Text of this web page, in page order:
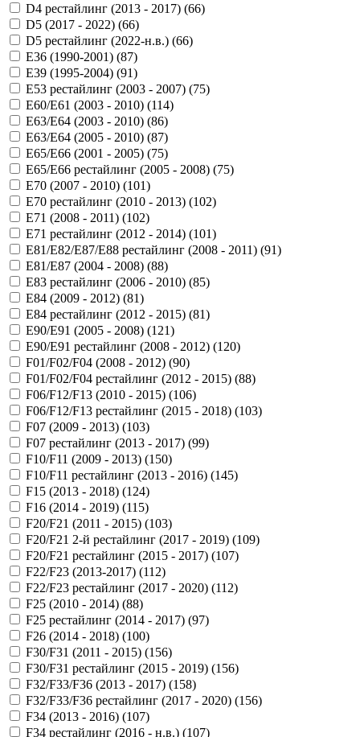
D4 рестайлинг (2013 - 2017) (66)
D5 (2017 - 2022) (66)
D5 рестайлинг (2022-н.в.) (66)
E36 (1990-2001) (87)
E39 (1995-2004) (91)
E53 рестайлинг (2003 - 2007) (75)
E60/E61 (2003 - 2010) (114)
E63/E64 (2003 - 2010) (86)
E63/E64 (2005 - 2010) (87)
E65/E66 (2001 - 2005) (75)
E65/E66 рестайлинг (2005 - 2008) (75)
E70 (2007 - 2010) (101)
E70 рестайлинг (2010 - 2013) (102)
E71 (2008 - 2011) (102)
E71 рестайлинг (2012 - 2014) (101)
E81/E82/E87/E88 рестайлинг (2008 - 2011) (91)
E81/E87 (2004 - 2008) (88)
E83 рестайлинг (2006 - 2010) (85)
E84 (2009 - 2012) (81)
E84 рестайлинг (2012 - 2015) (81)
E90/E91 (2005 - 2008) (121)
E90/E91 рестайлинг (2008 - 2012) (120)
F01/F02/F04 (2008 - 2012) (90)
F01/F02/F04 рестайлинг (2012 - 2015) (88)
F06/F12/F13 (2010 - 2015) (106)
F06/F12/F13 рестайлинг (2015 - 2018) (103)
F07 (2009 - 2013) (103)
F07 рестайлинг (2013 - 2017) (99)
F10/F11 (2009 - 2013) (150)
F10/F11 рестайлинг (2013 - 2016) (145)
F15 (2013 - 2018) (124)
F16 (2014 - 2019) (115)
F20/F21 (2011 - 2015) (103)
F20/F21 2-й рестайлинг (2017 - 2019) (109)
F20/F21 рестайлинг (2015 - 2017) (107)
F22/F23 (2013-2017) (112)
F22/F23 рестайлинг (2017 - 2020) (112)
F25 (2010 - 2014) (88)
F25 рестайлинг (2014 - 2017) (97)
F26 (2014 - 2018) (100)
F30/F31 (2011 - 2015) (156)
F30/F31 рестайлинг (2015 - 2019) (156)
F32/F33/F36 (2013 - 2017) (158)
F32/F33/F36 рестайлинг (2017 - 2020) (156)
F34 (2013 - 2016) (107)
F34 рестайлинг (2016 - н.в.) (107)